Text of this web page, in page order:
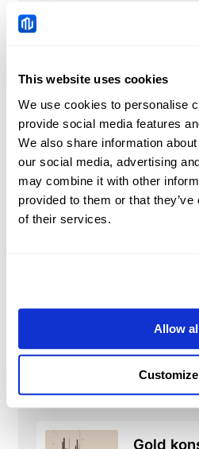
This website uses cookies
We use cookies to personalise
provide social media features
We also share information
our social media, advertising
may combine it with other
provided to them or that
of their services.
Allow
Customize
attractiveness of shares
Market Sentiment and
Speculation:traders’
expectations and
significantly influence
Euro
Dollar
Osten ab
2026-08-07
Gold